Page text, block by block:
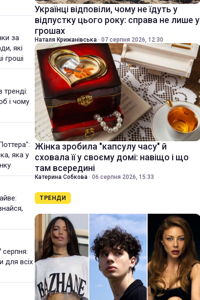
за
які
гроші
тренді:
і чому
яка у
серпня:
для всіх
Українці відповіли, чому не їдуть у
відпустку цього року: справа не лише у
грошах
Наталя Крижанівська · 07 серпня 2026, 12:30
Жінка зробила "капсулу часу" й
сховала її у своєму домі: навіщо і що
там всередині
Катерина Собкова · 06 серпня 2026, 15:33
ТРЕНДИ